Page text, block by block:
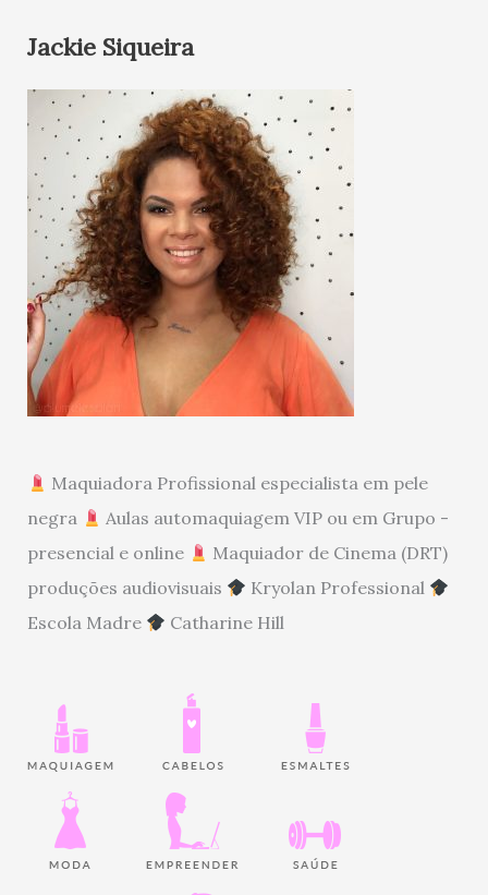
Jackie Siqueira
Maquiadora Profissional especialista em pele
negra
Aulas automaquiagem VIP ou em Grupo -
presencial e online
Maquiador de Cinema (DRT)
produções audiovisuais
Kryolan Professional
Escola Madre
Catharine Hill